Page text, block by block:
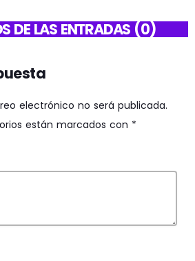
DE LAS ENTRADAS (0)
electrónico no será publicada.
están marcados con *